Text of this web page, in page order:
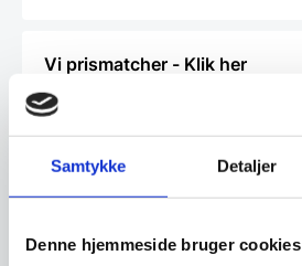
Samtykke Detaljer
Denne hjemmeside bruger cookies
Vi prismatcher - Klik her
Relaterede varer